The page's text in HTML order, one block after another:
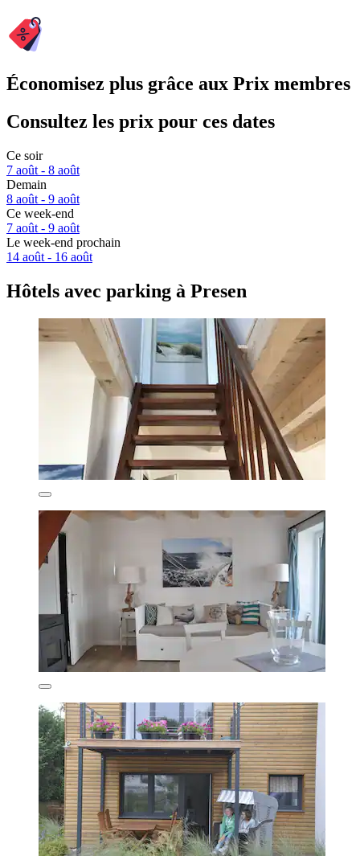
Économisez plus grâce aux Prix membres
Consultez les prix pour ces dates
Ce soir
7 août - 8 août
Demain
8 août - 9 août
Ce week-end
7 août - 9 août
Le week-end prochain
14 août - 16 août
Hôtels avec parking à Presen